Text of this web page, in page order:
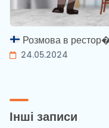
Розмова в
24.05.2024
Інші записи